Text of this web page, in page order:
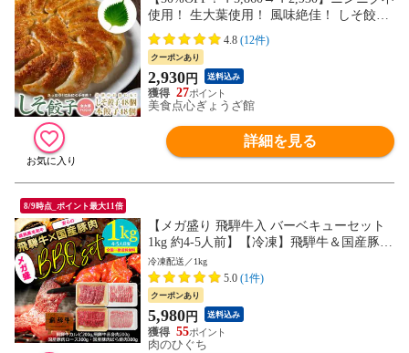
使用！ 生大葉使用！ 風味絶佳！ しそ餃子
48個 本餃子48個 合計96個セット
4.8 (12件)
クーポンあり
2,930円 送料込み
27
美食点心ぎょうざ館
詳細を見る
8/9時点_ポイント最大11倍
【メガ盛り 飛騨牛入 バーベキューセット
1kg 約4-5人前】【冷凍】飛騨牛＆国産豚肉
焼き肉セット 送料無料 バーベキュー BBQ
焼肉 焼き肉 和牛 国産 hrp
冷凍配送／1kg
5.0 (1件)
クーポンあり
5,980円 送料込み
55
肉のひぐち